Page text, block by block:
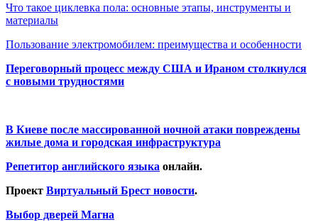
Что такое циклевка пола: основные этапы, инструменты и
материалы
Пользование электромобилем: преимущества и особенности
Переговорный процесс между США и Ираном столкнулся
с новыми трудностями
В Киеве после массированной ночной атаки повреждены
жилые дома и городская инфраструктура
Репетитор английского языка онлайн.
Проект Виртуальный Брест новости.
Выбор дверей Магна